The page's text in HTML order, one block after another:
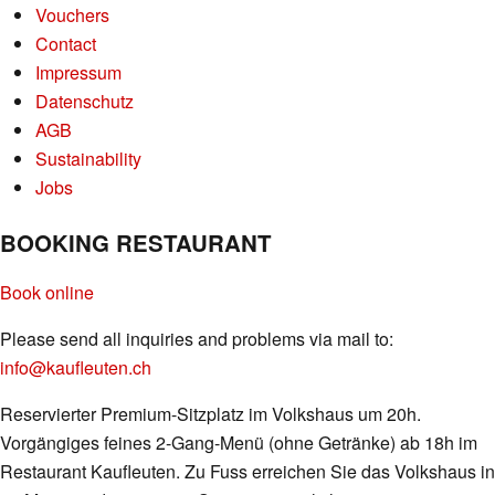
Vouchers
Contact
Impressum
Datenschutz
AGB
Sustainability
Jobs
BOOKING RESTAURANT
Book online
Please send all inquiries and problems via mail to:
info@kaufleuten.ch
Reservierter Premium-Sitzplatz im Volkshaus um 20h.
Vorgängiges feines 2-Gang-Menü (ohne Getränke) ab 18h im
Restaurant Kaufleuten. Zu Fuss erreichen Sie das Volkshaus in